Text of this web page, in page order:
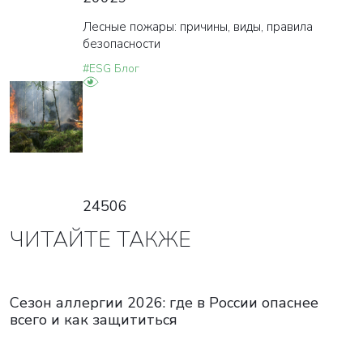
Лесные пожары: причины, виды, правила
безопасности
#ESG Блог
24506
ЧИТАЙТЕ ТАКЖЕ
Сезон аллергии 2026: где в России опаснее
всего и как защититься
Закрыть